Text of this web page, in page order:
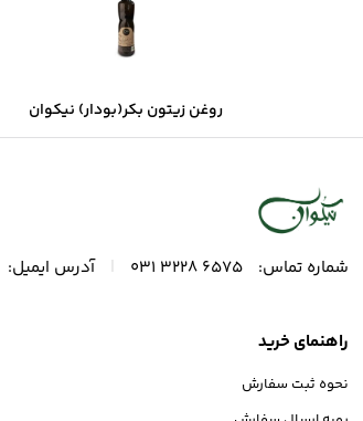
روغن زیتون بکر(بودار) نیکوان
شماره تماس: 6575 3228 031 آدرس ایمیل:
راهنمای خرید
نحوه ثبت سفارش